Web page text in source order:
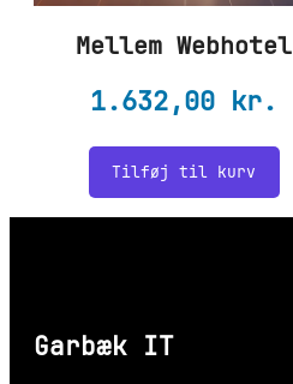
Mellem Webhotel
1.632,00 kr.
Tilføj til kurv
Garbæk IT